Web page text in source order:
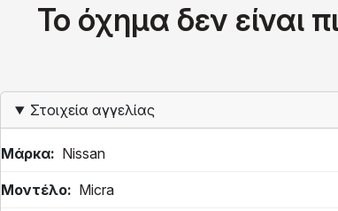
Το όχημα δεν είναι
Στοιχεία αγγελίας
Μάρκα Nissan
Μοντέλο Micra